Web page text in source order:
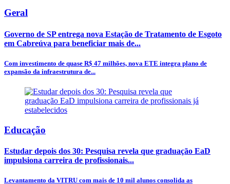
Geral
Governo de SP entrega nova Estação de Tratamento de Esgoto
em Cabreúva para beneficiar mais de...
Com investimento de quase R$ 47 milhões, nova ETE integra plano de
expansão da infraestrutura de...
Educação
Estudar depois dos 30: Pesquisa revela que graduação EaD
impulsiona carreira de profissionais...
Levantamento da VITRU com mais de 10 mil alunos consolida as